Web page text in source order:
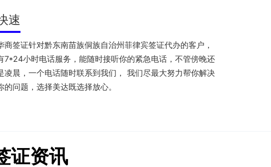
速
商签证针对黔东南苗族侗族自治州菲律宾签证代办的客户，
7*24小时电话服务，能随时接听你的紧急电话，不管傍晚还
凌晨，一个电话随时联系到我们， 我们尽最大努力帮你解决
的问题，选择美达既选择放心。
证资讯